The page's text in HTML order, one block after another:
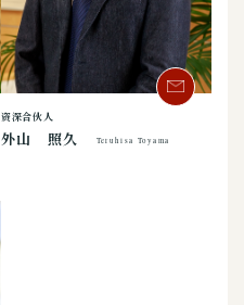
资深合伙人
外山 照久 Teruhisa Toyama